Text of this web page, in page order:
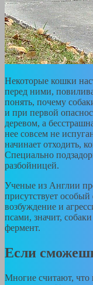
Некоторые кошки
перед ними,
понять, почему
и при первой
деревом, а
нее совсем не
начинает отходить,
Специально
разбойницей.
Ученые из Англии
присутствует
возбуждение и
псами, значит,
фермент.
Если
Многие считают, что